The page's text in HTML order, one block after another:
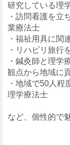
研究している理
・訪問看護を立
業療法士
・福祉用具に関
・リハビリ旅行
・鍼灸師と理学
観点から地域に
・地域で50人程
理学療法士
など、個性的で